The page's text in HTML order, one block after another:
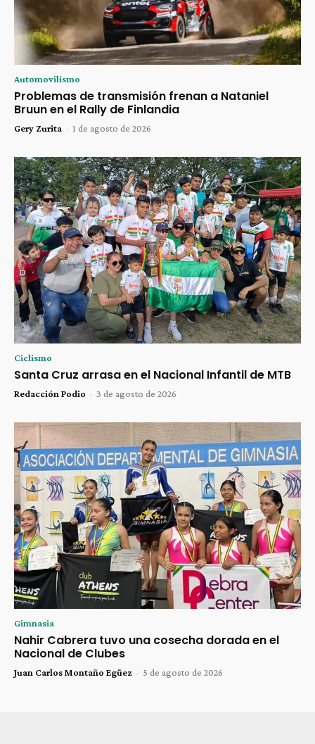
Automovilismo
Problemas de transmisión frenan a Nataniel
Bruun en el Rally de Finlandia
Gery Zurita - 1 de agosto de 2026
Ciclismo
Santa Cruz arrasa en el Nacional Infantil de MTB
Redacción Podio - 3 de agosto de 2026
Gimnasia
Nahir Cabrera tuvo una cosecha dorada en el
Nacional de Clubes
Juan Carlos Montaño Egüez - 5 de agosto de 2026